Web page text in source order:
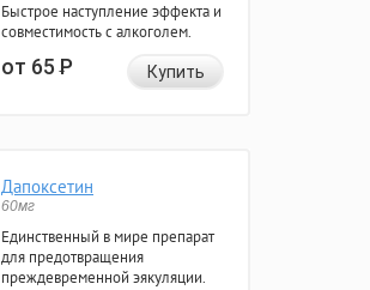
Быстрое наступление эффекта и
совместимость с алкоголем.
от 65Р Купить
Дапоксетин
60мг
Единственный в мире препарат
для предотвращения
преждевременной эякуляции.